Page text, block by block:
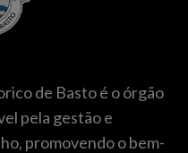
de Basto é o órgão
pela gestão e
promovendo o bem-